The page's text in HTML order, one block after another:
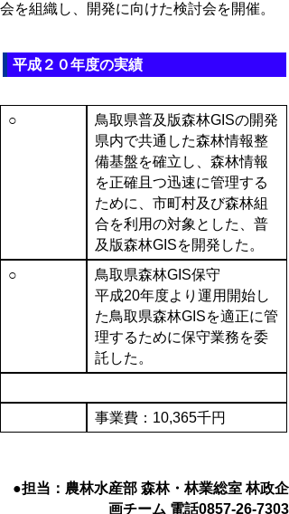
会を組織し、開発に向けた検討会を開催。
平成２０年度の実績
○
鳥取県普及版森林GISの開発
県内で共通した森林情報整
備基盤を確立し、森林情報
を正確且つ迅速に管理する
ために、市町村及び森林組
合を利用の対象とした、普
及版森林GISを開発した。
○
鳥取県森林GIS保守
平成20年度より運用開始し
た鳥取県森林GISを適正に管
理するために保守業務を委
託した。
事業費：10,365千円
●担当：農林水産部 森林・林業総室 林政企
画チーム 電話0857-26-7303